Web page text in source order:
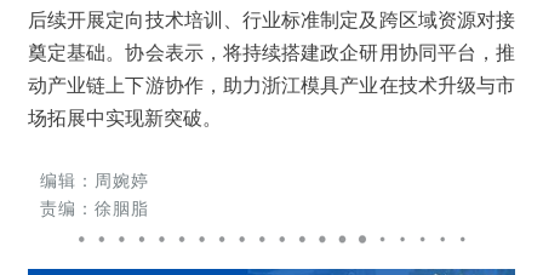
后续开展定向技术培训、行业标准制定及跨区域资源对接
奠定基础。协会表示，将持续搭建政企研用协同平台，推
动产业链上下游协作，助力浙江模具产业在技术升级与市
场拓展中实现新突破。
编辑：周婉婷
责编：徐胭脂